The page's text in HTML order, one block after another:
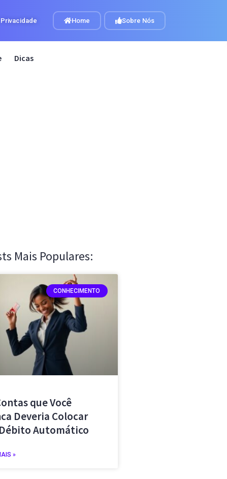
Home Sobre Nós
Dicas
Mais Populares:
CONHECIMENTO
que Você
Deveria Colocar
Automático
»